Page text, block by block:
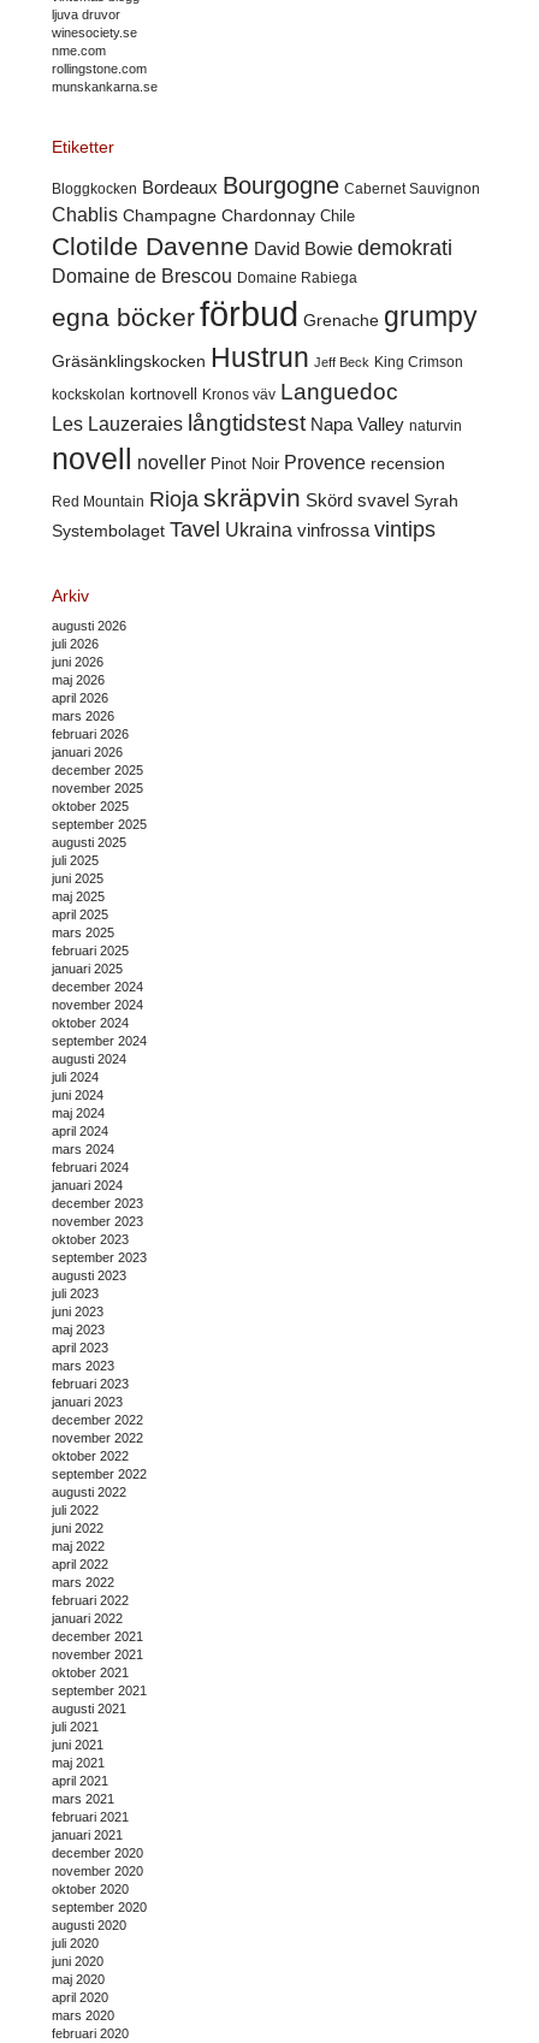
ljuva druvor
winesociety.se
nme.com
rollingstone.com
munskankarna.se
Etiketter
Bloggkocken Bordeaux Bourgogne Cabernet Sauvignon
Chablis Champagne Chardonnay Chile
Clotilde Davenne David Bowie demokrati
Domaine de Brescou Domaine Rabiega
egna böckerförbud Grenache grumpy
Gräsänklingskocken Hustrun Jeff Beck King Crimson
kockskolan kortnovell Kronos väv Languedoc
Les Lauzeraies långtidstest Napa Valley naturvin
novell noveller Pinot Noir Provence recension
Red Mountain Rioja skräpvin Skörd svavel Syrah
Systembolaget Tavel Ukraina vinfrossa vintips
Arkiv
augusti 2026
juli 2026
juni 2026
maj 2026
april 2026
mars 2026
februari 2026
januari 2026
december 2025
november 2025
oktober 2025
september 2025
augusti 2025
juli 2025
juni 2025
maj 2025
april 2025
mars 2025
februari 2025
januari 2025
december 2024
november 2024
oktober 2024
september 2024
augusti 2024
juli 2024
juni 2024
maj 2024
april 2024
mars 2024
februari 2024
januari 2024
december 2023
november 2023
oktober 2023
september 2023
augusti 2023
juli 2023
juni 2023
maj 2023
april 2023
mars 2023
februari 2023
januari 2023
december 2022
november 2022
oktober 2022
september 2022
augusti 2022
juli 2022
juni 2022
maj 2022
april 2022
mars 2022
februari 2022
januari 2022
december 2021
november 2021
oktober 2021
september 2021
augusti 2021
juli 2021
juni 2021
maj 2021
april 2021
mars 2021
februari 2021
januari 2021
december 2020
november 2020
oktober 2020
september 2020
augusti 2020
juli 2020
juni 2020
maj 2020
april 2020
mars 2020
februari 2020